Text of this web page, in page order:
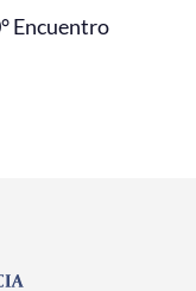
Encuentro